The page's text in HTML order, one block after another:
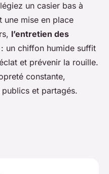
un casier bas à
une mise en place
l’entretien des
un chiffon humide suffit
et prévenir la rouille.
constante,
et partagés.